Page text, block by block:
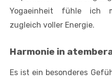
Yogaeinheit fühle ich
zugleich voller Energie.
Harmonie in
Es ist ein besonderes